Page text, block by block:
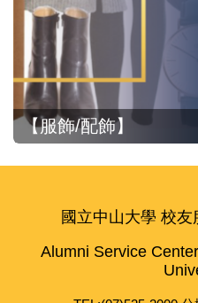
【服飾/配飾】
國立中山大學 校
Alumni Service